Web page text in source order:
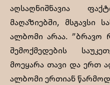
აღსაღნიშნავია
მაღაზიებში, მსგავსი
ალბომი არაა. ”ბრავო
შემოქმედების
მოეყარა თავი და ერთ
ალბომი ერთიან